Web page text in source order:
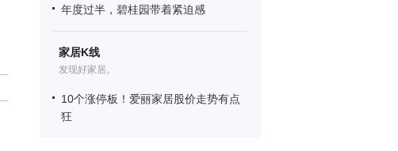
年度过半，碧桂园带着紧迫感
家居K线
发现好家居。
10个涨停板！爱丽家居股价走势有点
狂